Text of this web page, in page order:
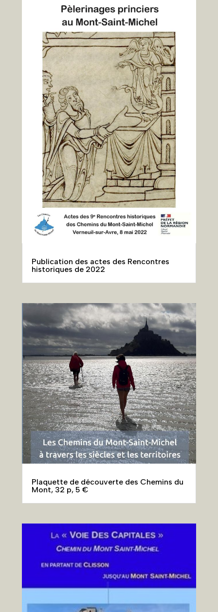
Publication des actes des Rencontres
historiques de 2022
Plaquette de découverte des Chemins du
Mont, 32 p, 5 €